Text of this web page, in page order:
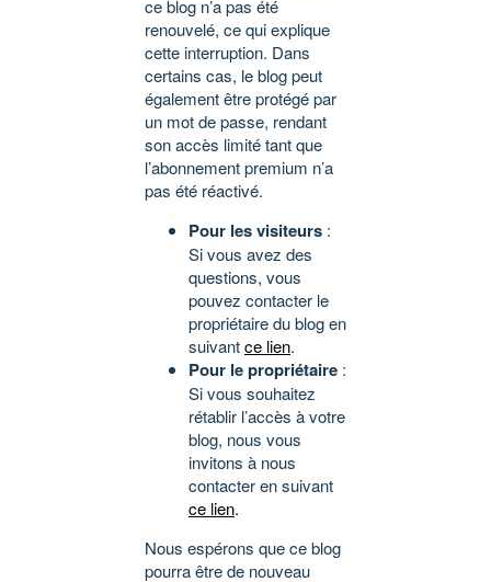
ce blog n’a pas été
renouvelé, ce qui explique
cette interruption. Dans
certains cas, le blog peut
également être protégé par
un mot de passe, rendant
son accès limité tant que
l’abonnement premium n’a
pas été réactivé.
Pour les visiteurs :
Si vous avez des
questions, vous
pouvez contacter le
propriétaire du blog en
suivantce lien.
Pour le propriétaire :
Si vous souhaitez
rétablir l’accès à votre
blog, nous vous
invitons à nous
contacter en suivant
ce lien.
Nous espérons que ce blog
pourra être de nouveau